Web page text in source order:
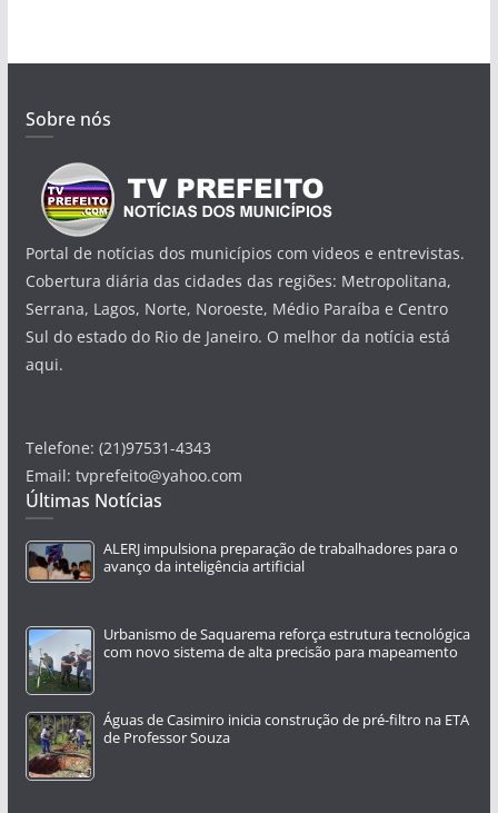
Sobre nós
Portal de notícias dos municípios com videos e entrevistas.
Cobertura diária das cidades das regiões: Metropolitana,
Serrana, Lagos, Norte, Noroeste, Médio Paraíba e Centro
Sul do estado do Rio de Janeiro. O melhor da notícia está
aqui.
Telefone: (21)97531-4343
Email: tvprefeito@yahoo.com
Últimas Notícias
ALERJ impulsiona preparação de trabalhadores para o
avanço da inteligência artificial
Urbanismo de Saquarema reforça estrutura tecnológica
com novo sistema de alta precisão para mapeamento
Águas de Casimiro inicia construção de pré-filtro na ETA
de Professor Souza